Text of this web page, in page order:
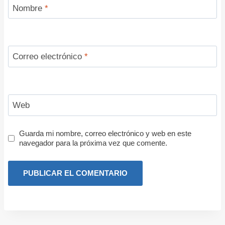
Nombre *
Correo electrónico *
Web
Guarda mi nombre, correo electrónico y web en este
navegador para la próxima vez que comente.